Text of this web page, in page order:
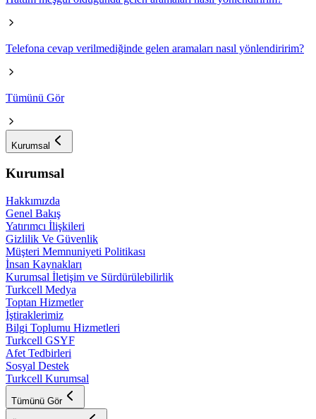
Telefona cevap verilmediğinde gelen aramaları nasıl yönlendiririm?
Tümünü Gör
Kurumsal
Kurumsal
Hakkımızda
Genel Bakış
Yatırımcı İlişkileri
Gizlilik Ve Güvenlik
Müşteri Memnuniyeti Politikası
İnsan Kaynakları
Kurumsal İletişim ve Sürdürülebilirlik
Turkcell Medya
Toptan Hizmetler
İştiraklerimiz
Bilgi Toplumu Hizmetleri
Turkcell GSYF
Afet Tedbirleri
Sosyal Destek
Turkcell Kurumsal
Tümünü Gör